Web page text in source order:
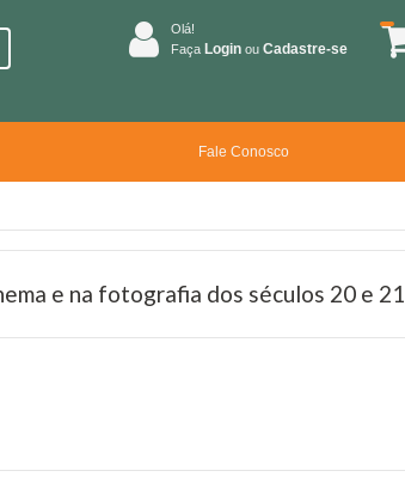
Olá!
Faça Login ou Cadastre-se
Fale Conosco
e na fotografia dos séculos 20 e 21